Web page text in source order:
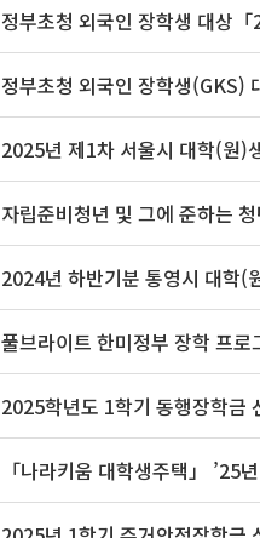
정부초청 외국인 장학생 대상
정부초청 외국인 장학생(GKS)
2025년 제1차 서울시 대학(원)
자립준비청년 및 그에 준하는
2024년 하반기분 통영시 대학(
풀브라이트 한미정부 장학 프로
2025학년도 1학기 동행장학금
「나라키움 대학생주택」